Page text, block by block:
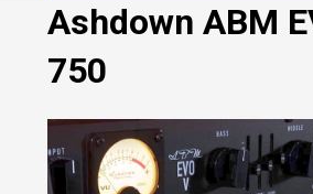
Ashdown ABM
750